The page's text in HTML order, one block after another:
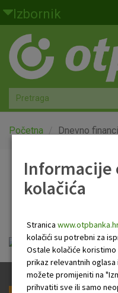
Skoči na glavni sadržaj
Izbornik
Građani
Privatno bankarstvo
Agro
Mala poduzeća i obrtnici
Globalna tržišta
O nama
Početna Dnevno
Dnevno
Informacije
kolačića
Stranica
kolačići su potrebni za
Ostale kolačiće
prikaz relevantnih oglasa
možete promijeniti na
prihvatiti sve ili samo